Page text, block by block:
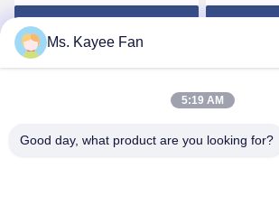
Obtenez le meilleur prix
haute
Ms. Kayee Fan
5:19 AM
Good day, what product are you looking for?